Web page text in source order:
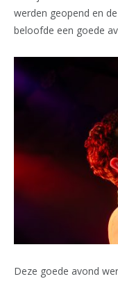
werden geopend en
beloofde een goede
Deze goede avond